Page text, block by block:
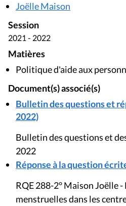
Joëlle Maison
Session
2021 - 2022
Matières
Politique d'aide aux
Document(s) associé(s)
Bulletin des questions et
2022)
Bulletin des questions et
2022
Réponse à la question
RQE 288-2° Maison Joëlle
menstruelles dans les